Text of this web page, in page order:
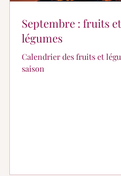
Septembre : fruits et
légumes
Calendrier des fruits et
saison